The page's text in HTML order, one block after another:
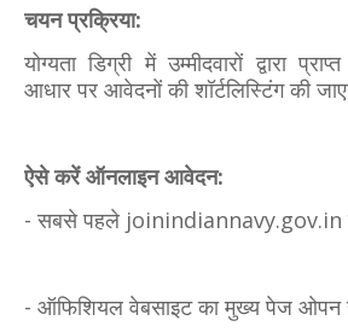
चयन प्रक्रिया:
योग्यता डिग्री में उम्मीदवारों द्वारा
आधार पर आवेदनों की शॉर्टलिस्टिंग की
ऐसे करें ऑनलाइन आवेदन:
- सबसे पहले joinindiannavy.gov.in
- ऑफिशियल वेबसाइट का मुख्य पेज ओपन